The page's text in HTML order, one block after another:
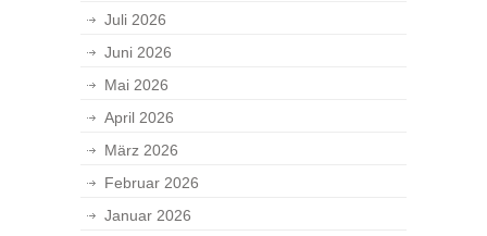
Juli 2026
Juni 2026
Mai 2026
April 2026
März 2026
Februar 2026
Januar 2026